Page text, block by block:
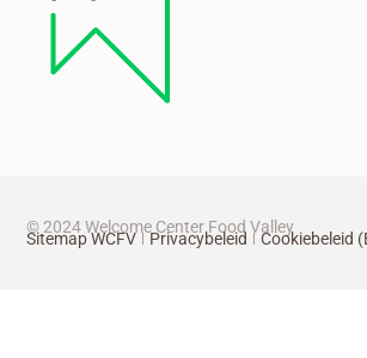
© 2024 Welcome Center Food Valley
Sitemap WCFV Privacybeleid Cookiebeleid